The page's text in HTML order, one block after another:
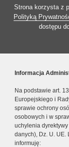
Strona korzysta z
Polityką
dostępu
Informacja
Na podstawie art.
Europejskiego i
sprawie ochrony
osobowych i w
uchylenia
danych), Dz. U. UE.
informuję: